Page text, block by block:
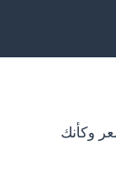
5 دقائق ستشعر وكأنك